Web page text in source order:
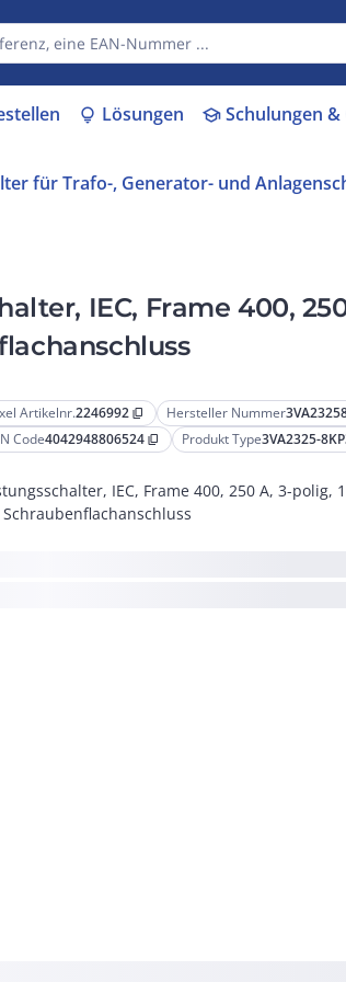
lightbulb Lösungen schoolSchulungen &
für Trafo-, Generator- und
IEC, Frame 400,
Artikelnr.2246992 content_copy Hersteller Nummer
Code4042948806524 content_copy Produkt Type3VA2325-
IEC, Frame 400, 250 A, 3-polig,
Schraubenflachanschluss